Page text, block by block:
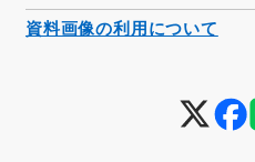
資料画像の利用について